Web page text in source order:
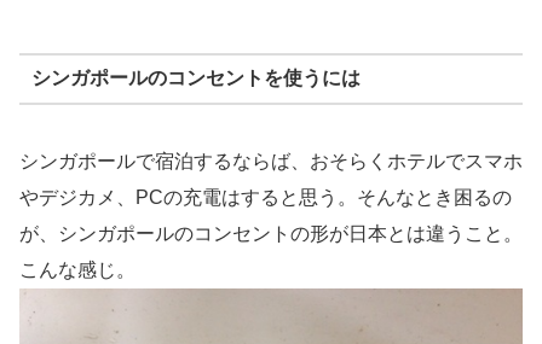
シンガポールのコンセントを使うには
シンガポールで宿泊するならば、おそらくホテルでスマホ
やデジカメ、PCの充電はすると思う。そんなとき困るの
が、シンガポールのコンセントの形が日本とは違うこと。
こんな感じ。